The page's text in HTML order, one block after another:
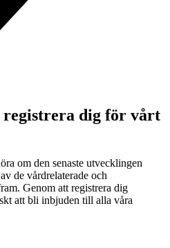
registrera dig för vårt
om den senaste utvecklingen
de vårdrelaterade och
Genom att registrera dig
att bli inbjuden till alla våra